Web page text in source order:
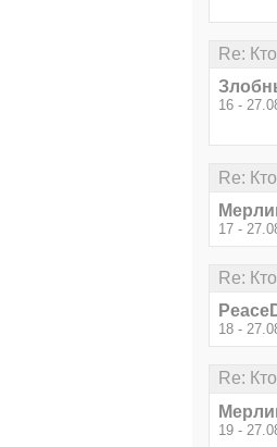
Re:
16 -
Re:
17 -
Re:
18 -
Re:
19 -